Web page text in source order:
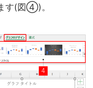
す(図④)。